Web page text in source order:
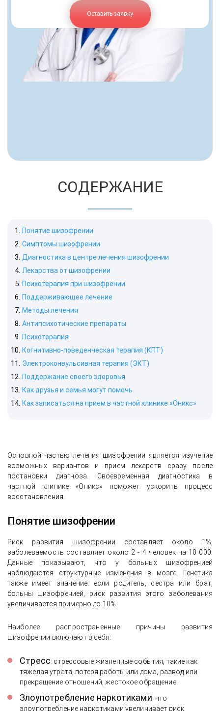
Оставить заявку
СОДЕРЖАНИЕ
Понятие шизофрении
Симптомы шизофрении
Диагностика в центре лечения шизофрении
Лекарства от шизофрении
Психотерапия при шизофрении
Поддерживающее лечение
Методы лечения
Антипсихотические препараты
Психотерапия
Когнитивно-поведенческая терапия (КПТ)
Электроконвульсивная терапия (ЭКТ)
Поддержание своего здоровья
Как друзья и семья могут помочь
Как записаться на прием в частной клинике «Оникс»
Основной частью лечения шизофрении является изучение
возможных вариантов и прием лекарств сразу после
постановки диагноза. Своевременная диагностика в
частной клинике «Оникс» поможет ускорить процесс
восстановления.
Понятие шизофрении
Риск развития шизофрении составляет около 1%,
заболеваемость составляет около 2 - 4 человек на 10 000.
Данные показывают, что у больных шизофренией
наблюдаются структурные изменения в мозге. Генетика
также имеет значение: если родитель, сестра или брат,
больны шизофренией, риск развития этого заболевания
увеличивается примерно до 10%.
Наиболее распространенные причины развития
шизофрении включают в себя:
Стресс: стрессовые жизненные события, такие как
тяжелая утрата, потеря работы или дома, развод или
прекращение отношений, жестокое обращение.
Злоупотребление наркотиками: что
злоупотребление наркотиками увеличивает риск